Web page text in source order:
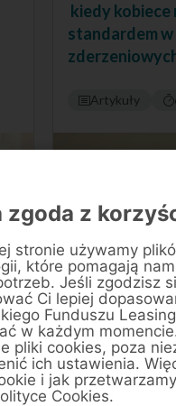
kiedy kobiece
standardem
Artykuły
Samochód
zgoda z
stronie używamy
które pomagają
Jeśli zgodzisz
Ci lepiej
Funduszu
w każdym
pliki cookies, poza
ich ustawienia.
i jak
Cookies.